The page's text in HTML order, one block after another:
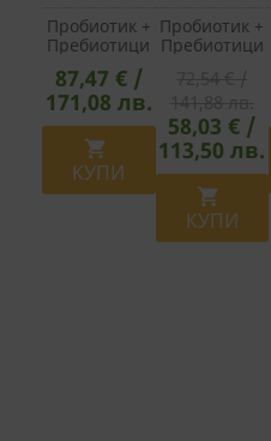
Пробиотик +
Пребиотици
Специална
Грижа -
Fortify
Optima
Probiotic 50+
Advanced
Care, 90
87,47 € /
171,08 лв.

КУПИ
Пробиотик +
Пребиотици
Fortify
Optima
Women’s
Probiotic, 90
Млрд.
Активни
Пробиотици,
58,03 € /
113,50 лв.

КУПИ